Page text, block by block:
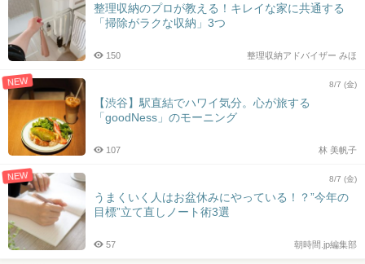
整理収納のプロが教える！キレイな家に共通する
「掃除がラクな収納」3つ
整理収納アドバイザー みほ
150
NEW 8/7 (金)
【渋谷】駅直結でハワイ気分。心が旅する
「goodNess」のモーニング
林 美帆子
107
NEW 8/7 (金)
うまくいく人はお盆休みにやっている！？”今年の
目標”立て直しノート術3選
朝時間.jp編集部
57